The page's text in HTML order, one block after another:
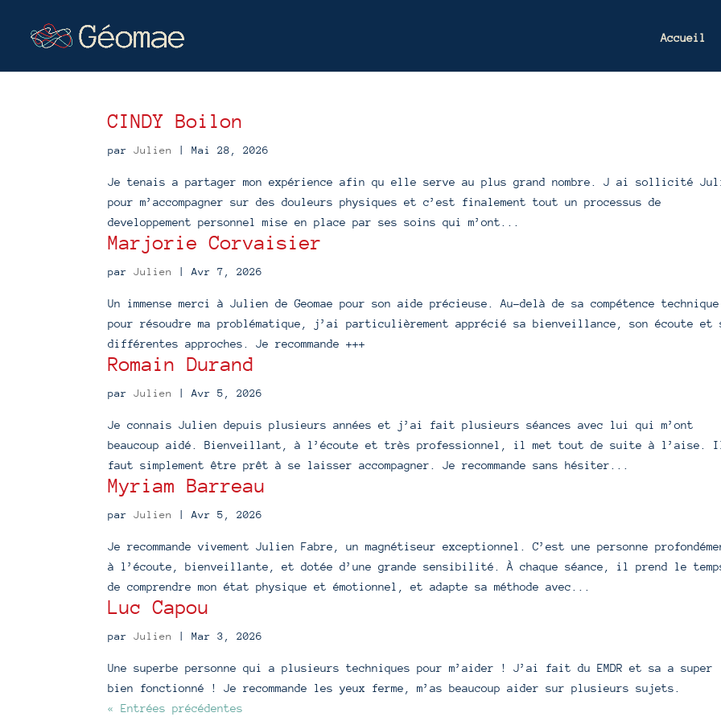
Accueil
CINDY Boilon
parJulien |Mai 28, 2026
Je tenais a partager mon expérience afin qu elle serve au plus grand nombre. J ai sollicité
pour m’accompagner sur des douleurs physiques et c’est finalement tout un processus de
developpement personnel mise en place par ses soins qui m’ont...
Marjorie Corvaisier
parJulien |Avr 7, 2026
Un immense merci à Julien de Geomae pour son aide précieuse. Au-delà de sa compétence technique
pour résoudre ma problématique, j’ai particulièrement apprécié sa bienveillance, son écoute et
différentes approches. Je recommande +++
Romain Durand
parJulien |Avr 5, 2026
Je connais Julien depuis plusieurs années et j’ai fait plusieurs séances avec lui qui m’ont
beaucoup aidé. Bienveillant, à l’écoute et très professionnel, il met tout de suite à l’aise.
faut simplement être prêt à se laisser accompagner. Je recommande sans hésiter...
Myriam Barreau
parJulien |Avr 5, 2026
Je recommande vivement Julien Fabre, un magnétiseur exceptionnel. C’est une personne
à l’écoute, bienveillante, et dotée d’une grande sensibilité. À chaque séance, il prend le
de comprendre mon état physique et émotionnel, et adapte sa méthode avec...
Luc Capou
parJulien |Mar 3, 2026
Une superbe personne qui a plusieurs techniques pour m’aider ! J’ai fait du EMDR et sa a super
bien fonctionné ! Je recommande les yeux ferme, m’as beaucoup aider sur plusieurs sujets.
« Entrées précédentes